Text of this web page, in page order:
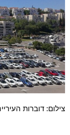
צילום: דוברות